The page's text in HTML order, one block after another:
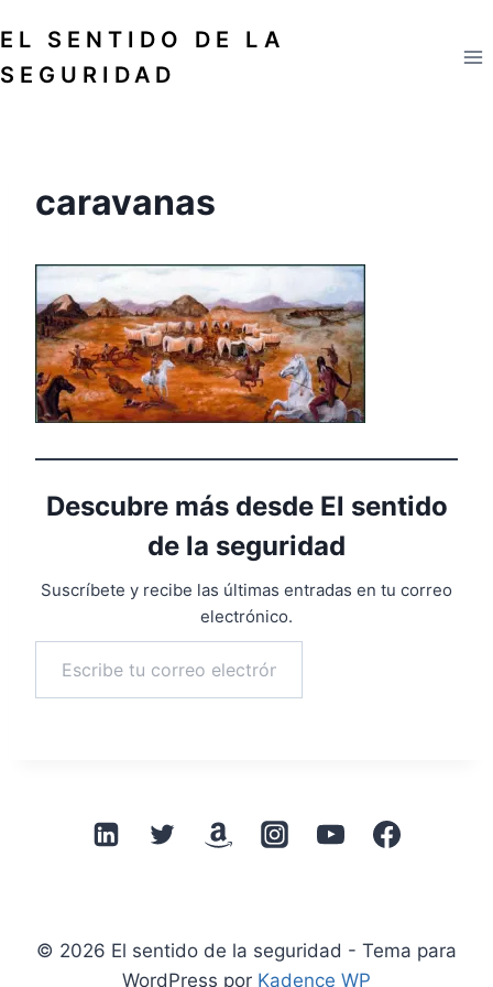
al
contenido
EL SENTIDO DE LA
SEGURIDAD
caravanas
Descubre más desde El sentido
de la seguridad
Suscríbete y recibe las últimas entradas en tu correo
electrónico.
Escribe tu correo electrónico…
© 2026 El sentido de la seguridad - Tema para
WordPress por Kadence WP